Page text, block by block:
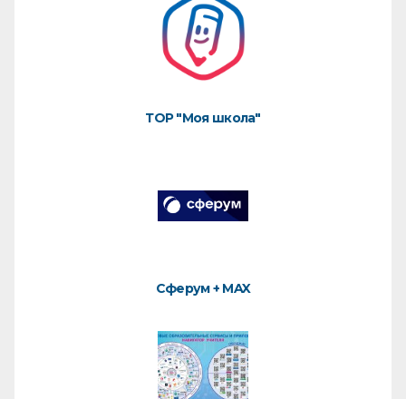
ТОР "Моя школа"
Сферум + MAX